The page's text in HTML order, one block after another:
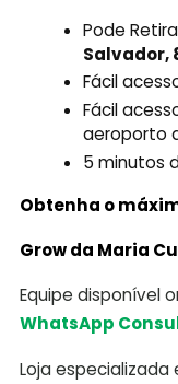
Pode
Salvador,
Fácil
Fácil
aeroporto
5 minutos
Obtenha o
Grow da Maria
Equipe disponível
WhatsApp
Loja